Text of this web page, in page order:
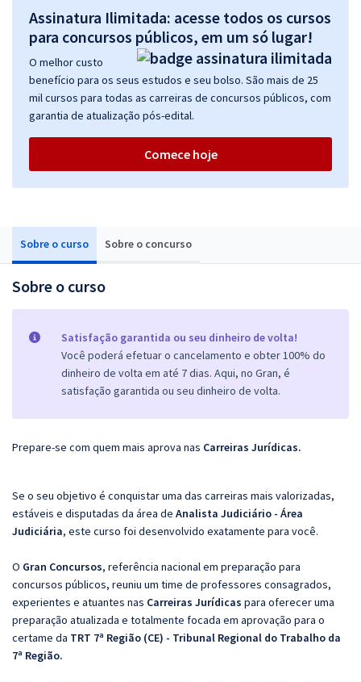
Sobre o curso Sobre o concurso
Sobre o curso
Satisfação garantida ou seu dinheiro de volta!
Você poderá efetuar o cancelamento e obter 100% do
dinheiro de volta em até 7 dias. Aqui, no Gran, é
satisfação garantida ou seu dinheiro de volta.
Prepare-se com quem mais aprova nas Carreiras Jurídicas.
Se o seu objetivo é conquistar uma das carreiras mais valorizadas,
estáveis e disputadas da área de Analista Judiciário - Área
Judiciária, este curso foi desenvolvido exatamente para você.
O Gran Concursos, referência nacional em preparação para
concursos públicos, reuniu um time de professores consagrados,
experientes e atuantes nas Carreiras Jurídicas para oferecer uma
preparação atualizada e totalmente focada em aprovação para o
certame da TRT 7ª Região (CE) - Tribunal Regional do Trabalho da
7ª Região.
Assinatura Ilimitada: acesse todos os cursos
para concursos públicos, em um só lugar!
O melhor custo
benefício para os seus estudos e seu bolso. São mais de 25
mil cursos para todas as carreiras de concursos públicos, com
garantia de atualização pós-edital.
Comece hoje